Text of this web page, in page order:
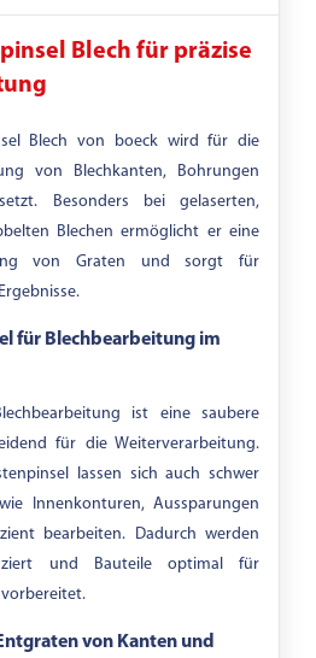
Blech für präzise
Blech von boeck wird für die
von Blechkanten, Bohrungen
Besonders bei gelaserten,
Blechen ermöglicht er eine
von Graten und sorgt für
für Blechbearbeitung im
ist eine saubere
für die Weiterverarbeitung.
lassen sich auch schwer
Innenkonturen, Aussparungen
bearbeiten. Dadurch werden
und Bauteile optimal für
vorbereitet.
von Kanten und